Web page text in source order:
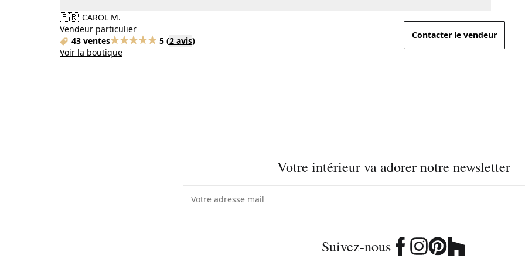
🇫🇷 CAROL M.
Vendeur particulier
43 ventes
5 (2 avis)
Voir la boutique
Contacter le vendeur
Votre intérieur va adorer notre newsletter
Suivez-nous